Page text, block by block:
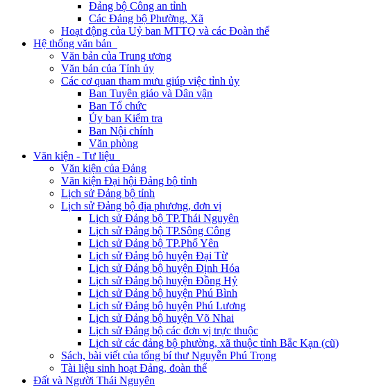
Đảng bộ Công an tỉnh
Các Đảng bộ Phường, Xã
Hoạt động của Uỷ ban MTTQ và các Đoàn thể
Hệ thống văn bản
Văn bản của Trung ương
Văn bản của Tỉnh ủy
Các cơ quan tham mưu giúp việc tỉnh ủy
Ban Tuyên giáo và Dân vận
Ban Tổ chức
Ủy ban Kiểm tra
Ban Nội chính
Văn phòng
Văn kiện - Tư liệu
Văn kiện của Đảng
Văn kiện Đại hội Đảng bộ tỉnh
Lịch sử Đảng bộ tỉnh
Lịch sử Đảng bộ địa phương, đơn vị
Lịch sử Đảng bộ TP.Thái Nguyên
Lịch sử Đảng bộ TP.Sông Công
Lịch sử Đảng bộ TP.Phổ Yên
Lịch sử Đảng bộ huyện Đại Từ
Lịch sử Đảng bộ huyện Định Hóa
Lịch sử Đảng bộ huyện Đồng Hỷ
Lịch sử Đảng bộ huyện Phú Bình
Lịch sử Đảng bộ huyện Phú Lương
Lịch sử Đảng bộ huyện Võ Nhai
Lịch sử Đảng bộ các đơn vị trực thuộc
Lịch sử các đảng bộ phường, xã thuộc tỉnh Bắc Kạn (cũ)
Sách, bài viết của tổng bí thư Nguyễn Phú Trọng
Tài liệu sinh hoạt Đảng, đoàn thể
Đất và Người Thái Nguyên